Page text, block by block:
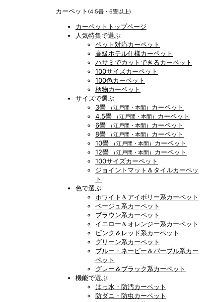
カーペット (4.5畳・6畳以上)
カーペットトップページ
人気特集で選ぶ
ペット対応カーペット
高級ホテル仕様カーペット
ハサミでカットできるカーペット
100サイズカーペット
100色カーペット
柄物カーペット
サイズで選ぶ
3畳
（江戸間・本間） カーペット
4.5畳
（江戸間・本間） カーペット
6畳
（江戸間・本間） カーペット
8畳
（江戸間・本間） カーペット
10畳
（江戸間・本間） カーペット
12畳
（江戸間・本間） カーペット
100サイズカーペット
ジョイントマット＆タイルカーペッ
ト
色で選ぶ
ホワイト＆アイボリー系カーペット
ベージュ系カーペット
ブラウン系カーペット
イエロー＆オレンジー系カーペット
ピンク＆レッド系カーペット
グリーン系カーペット
ブルー・ネービー＆パープル系カー
ペット
グレー＆ブラック系カーペット
機能で選ぶ
はっ水・防汚カーペット
防ダニ・防虫カーペット